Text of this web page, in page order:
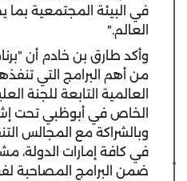
في البيئة المجتمعية
العالم."
وأكد طارق بن خادم أن
من أهم البرامج التي
العالمية التابعة للجنة
الخاص في أبوظبي تحت
وبالشراكة مع المجالس
في كافة إمارات الدولة،
ضمن البرامج المصاحبة